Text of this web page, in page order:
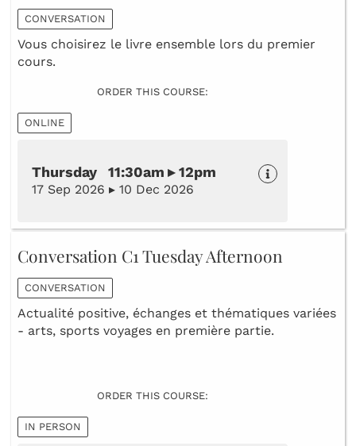
CONVERSATION
Vous choisirez le livre ensemble lors du premier
cours.
ORDER THIS COURSE:
ONLINE
Thursday 11:30am ▸ 12pm
17 Sep 2026 ▸ 10 Dec 2026
Conversation C1 Tuesday Afternoon
CONVERSATION
Actualité positive, échanges et thématiques variées
- arts, sports voyages en première partie.
ORDER THIS COURSE:
IN PERSON